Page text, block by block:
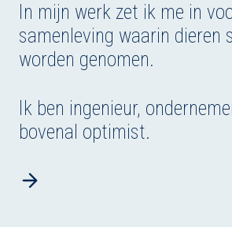
In mijn werk zet ik me in
samenleving waarin dieren
worden genomen.
Ik ben ingenieur,
bovenal optimist.